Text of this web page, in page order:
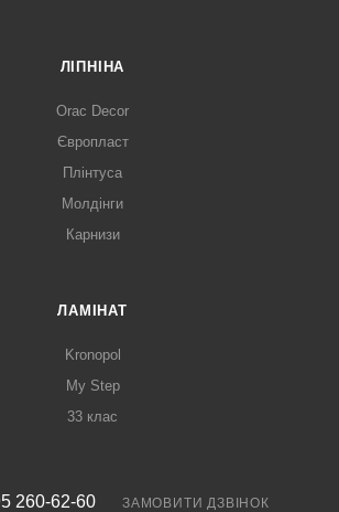
ЛІПНІНА
Orac Decor
Європласт
Плінтуса
Молдінги
Карнизи
ЛАМІНАТ
Kronopol
My Step
33 клас
260-62-60 ЗАМОВИТИ ДЗВІНОК